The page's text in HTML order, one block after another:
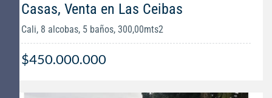
Casas, Venta en Las Ceibas
Cali, 8 alcobas, 5 baños, 300,00mts2
$450.000.000